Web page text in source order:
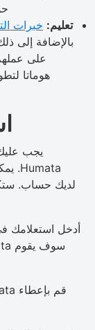
تعليم: خبرات
بالإضافة إلى
على
هوماتا
يجب
لديك حساب.
أدخل استعلامك